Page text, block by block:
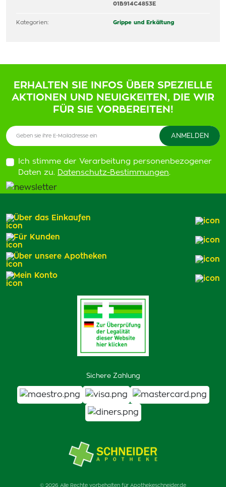
01B914C4853E
Kategorien: Grippe und Erkältung
ERHALTEN SIE INFOS ÜBER SPEZIELLE
AKTIONEN UND NEUIGKEITEN, DIE WIR
FÜR SIE VORBEREITEN!
Ich stimme der Verarbeitung personenbezogener
Daten zu. Datenschutz-Bestimmungen.
Sichere Zahlung
Über das Einkaufen
Für Kunden
Über unsere Apotheken
Mein Konto
© 2026 Alle Rechte vorbehalten für Apothekeschneider.de